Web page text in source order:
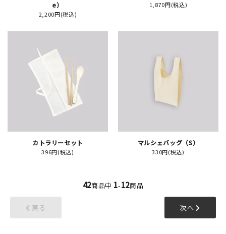
よくある質問
e）
2,200円(税込)
1,870円(税込)
カトラリーセット
396円(税込)
マルシェバッグ（S）
330円(税込)
42商品中 1-12商品
戻る 次へ